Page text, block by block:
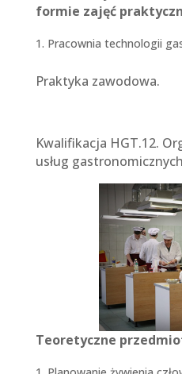
formie zajęć
Pracownia technologii
Praktyka zawodowa.
Kwalifikacja HGT.12.
usług gastronomicznych
Teoretyczne